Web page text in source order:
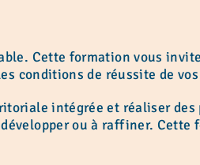
Cette formation vous
conditions de réussite de
intégrée et réaliser
ou à raffiner. Cette